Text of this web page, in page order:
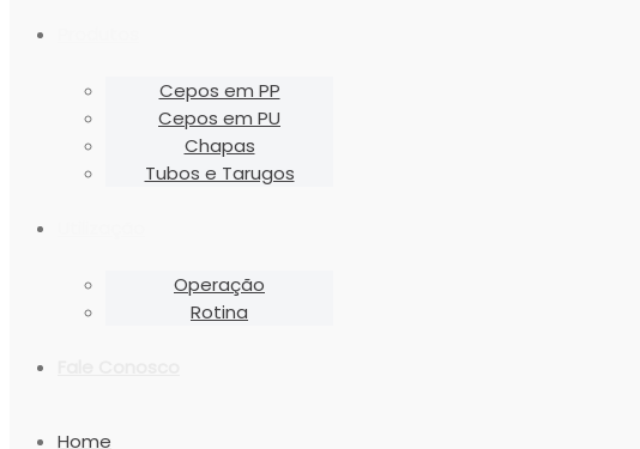
Cepos em PP
Cepos em PU
Chapas
Tubos e Tarugos
Operação
Rotina
Home